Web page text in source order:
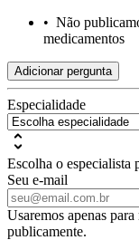
• Não
medicamentos
Adicionar pergunta
Especialidade
Escolha o especialista
Seu e-mail
Usaremos apenas
publicamente.